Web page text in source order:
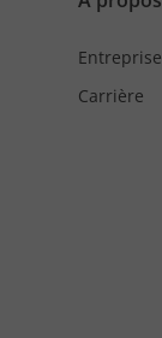
Entreprise
Carrière